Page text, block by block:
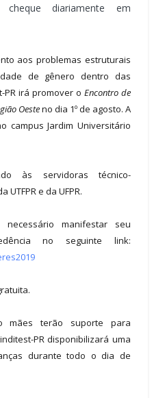
diariamente em
aos problemas estruturais
de gênero dentro das
PR irá promover o Encontro de
Oesteno dia 1º de agosto. A
campus Jardim Universitário
às servidoras técnico-
UTFPR e da UFPR.
manifestar seu
no seguinte link:
mães terão suporte para
PR disponibilizará uma
durante todo o dia de